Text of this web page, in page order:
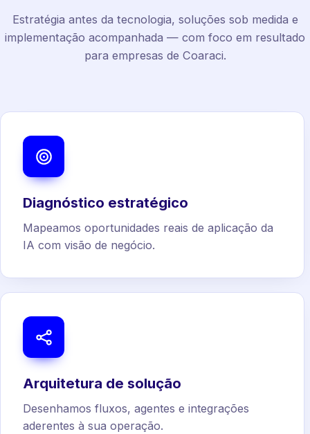
Estratégia antes da tecnologia, soluções sob medida e
implementação acompanhada — com foco em resultado
para empresas de Coaraci.
Diagnóstico estratégico
Mapeamos oportunidades reais de aplicação da
IA com visão de negócio.
Arquitetura de solução
Desenhamos fluxos, agentes e integrações
aderentes à sua operação.